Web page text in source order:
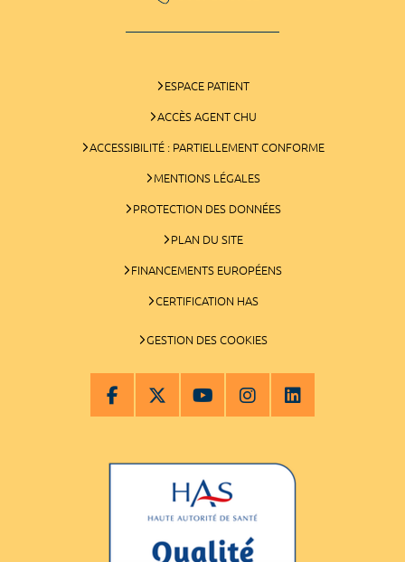
ESPACE PATIENT
ACCÈS AGENT CHU
ACCESSIBILITÉ : PARTIELLEMENT CONFORME
MENTIONS LÉGALES
PROTECTION DES DONNÉES
PLAN DU SITE
FINANCEMENTS EUROPÉENS
CERTIFICATION HAS
GESTION DES COOKIES